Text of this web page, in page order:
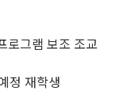
로그램 보조 조교
정 재학생